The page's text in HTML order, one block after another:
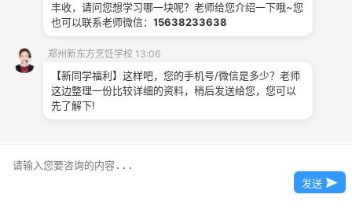
丰收，请问您想学习哪一块呢？老师给您介绍一下哦~您
也可以联系老师微信： 15638233638
郑州新东方烹饪学校 13:06
【新同学福利】这样吧，您的手机号/微信是多少？老师
这边整理一份比较详细的资料，稍后发送给您，您可以
先了解下!
发送